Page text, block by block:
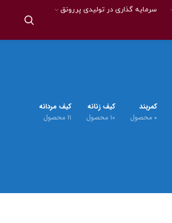
سرمایه گذاری در تولیدی پررونق
کمربند
۰ محصول
کیف زنانه
۱۰ محصول
کیف مردانه
۱۱ محصول